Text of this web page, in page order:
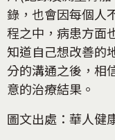
錄，也會因每個人
程之中，病患方面
知道自己想改善的
分的溝通之後，相
意的治療結果。
圖文出處：華人健